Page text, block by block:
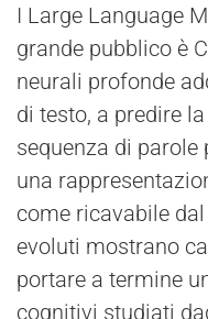
I Large Language
grande pubblico è
neurali profonde
di testo, a predire
sequenza di parole
una
come ricavabile
evoluti mostrano
portare a termine
cognitivi studiati